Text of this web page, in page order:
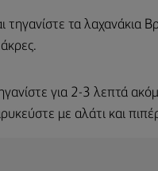
τηγανίστε τα λαχανάκια
για 2-3 λεπτά
με αλάτι και